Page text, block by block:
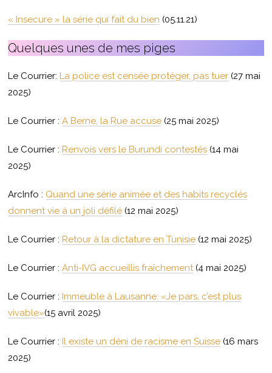
« Insecure » la série qui fait du bien (05.11.21)
Quelques unes de mes piges
Le Courrier: La police est censée protéger, pas tuer (27 mai
2025)
Le Courrier :A Berne, la Rue accuse (25 mai 2025)
Le Courrier : Renvois vers le Burundi contestés (14 mai
2025)
ArcInfo : Quand une série animée et des habits recyclés
donnent vie à un joli défilé (12 mai 2025)
Le Courrier : Retour à la dictature en Tunisie (12 mai 2025)
Le Courrier :Anti-IVG accueillis fraîchement(4 mai 2025)
Le Courrier : Immeuble à Lausanne: «Je pars, c’est plus
vivable»(15 avril 2025)
Le Courrier : Il existe un déni de racisme en Suisse (16 mars
2025)